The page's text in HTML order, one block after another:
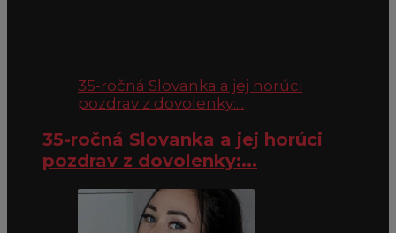
35-ročná Slovanka a jej horúci
pozdrav z dovolenky:...
35-ročná Slovanka a jej horúci
pozdrav z dovolenky:...